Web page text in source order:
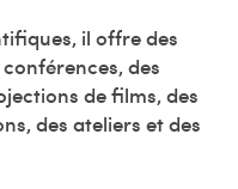
il offre des
des
de films, des
des ateliers et des